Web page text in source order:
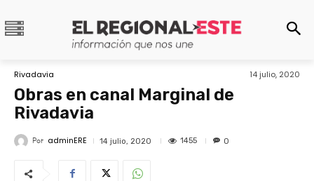
Rivadavia 14 julio, 2020
Obras en canal Marginal de
Rivadavia
Por adminERE 14 julio, 2020 1455 0